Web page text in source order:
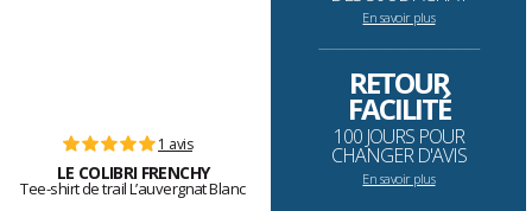
1 avis
LE COLIBRI FRENCHY
Tee-shirt de trail L’auvergnat Blanc
En savoir plus
--------------------------------------------------------------------
RETOUR
FACILITÉ
100 JOURS POUR
CHANGER D'AVIS
En savoir plus